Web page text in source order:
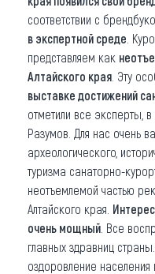
соответствии с
в экспертной среде .
представляем как
Алтайского края . Эту
выставке достижений
отметили все эксперты,
Разумов. Для нас очень
археологического,
туризма санаторно-
неотъемлемой частью
Алтайского края.
очень мощный . Все
главных здравниц
оздоровление